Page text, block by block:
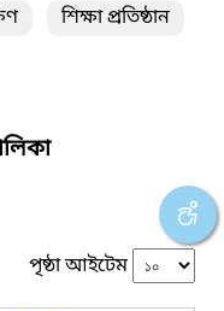
শিক্ষা প্রতিষ্ঠান
পৃষ্ঠা আইটেম